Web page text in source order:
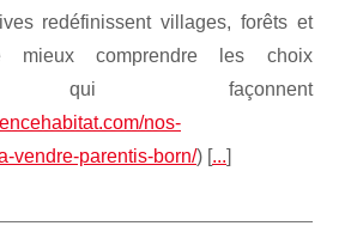
redéfinissent villages, forêts et
mieux comprendre les choix
qui façonnent
nos-
vendre-parentis-born/) [...]